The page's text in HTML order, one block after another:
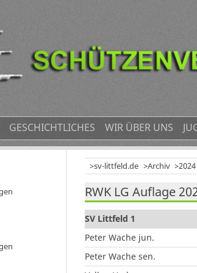
GESCHICHTLICHES WIR ÜBER UNS
sv-littfeld.de Archiv 2024
RWK LG Auflage
SV Littfeld 1
Peter Wache jun.
Peter Wache sen.